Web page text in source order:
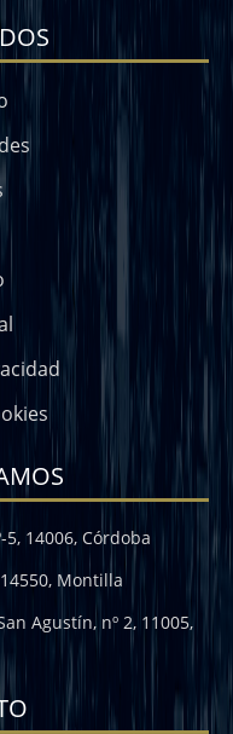
14006, Córdoba
Montilla
Agustín, nº 2, 11005,